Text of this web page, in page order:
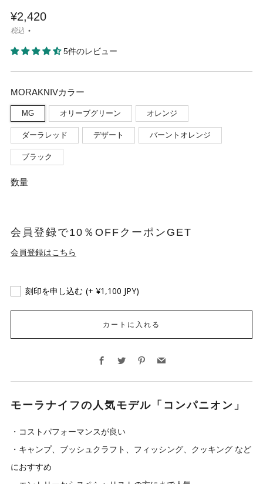
¥2,420
税込
5件のレビュー
MORAKNIVカラー
MG オリーブグリーン オレンジ
ダーラレッド デザート バーントオレンジ
ブラック
数量
会員登録で10％OFFクーポンGET
会員登録はこちら
刻印を申し込む (+ ¥1,100 JPY)
カートに入れる
Facebook
Twitter Pinterest
モーラナイフの人気モデル「コンパニオン」
・コストパフォーマンスが良い
・キャンプ、ブッシュクラフト、フィッシング、クッキング など
におすすめ